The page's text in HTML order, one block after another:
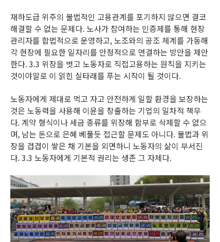
재하도급 위주의 불법적인 고용관계를 포기하지 않으면 결코
해결할 수 없는 문제다. 노사가 참여하는 인증제를 통해 현장
관리자를 합법적으로 운영하고, 노조와의 공조 체계를 가동해
각 현장에 필요한 일자리를 안정적으로 연결하는 방안을 제안
한다. 3.3 위장을 벗고 노동자로 직접고용하는 원칙을 지키는
것이야말로 이 얽힌 실타래를 푸는 시작이 될 것이다.
노동자에게 제대로 먹고 자고 안전하게 일할 환경을 보장하는
것은 노동력을 사용해 이윤을 창출하는 기업의 일차적 책무
다. 계약 형식이나 세금 종류를 위장해 함부로 삭제할 수 없으
며, 남는 돈으로 은혜 베풀듯 접근할 문제도 아니다. 불법과 위
장을 겹겹이 쌓은 채 기본을 외면하니 노동자의 삶이 부서진
다. 3.3 노동자에게 기본적 권리는 생존 그 자체다.